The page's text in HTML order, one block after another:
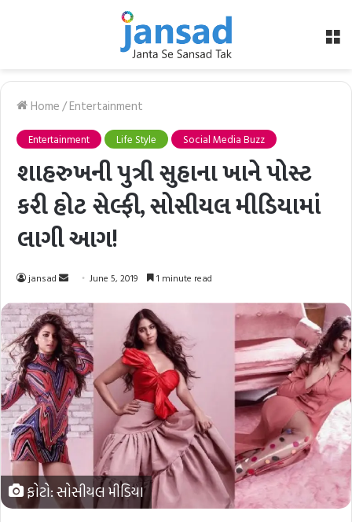
Home/Entertainment
Entertainment Life Style Social Media Buzz
શાહરુખની પુત્રી સુહાના ખાને પોસ્ટ
કરી હોટ સેલ્ફી, સોસીયલ મીડિયામાં
લાગી આગ!
jansad
Send
email
June 5, 2019 1 minute read
ફોટો: સોસીયલ મીડિયા